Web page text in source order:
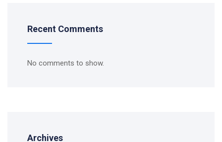
Recent Comments
No comments to show.
Archives